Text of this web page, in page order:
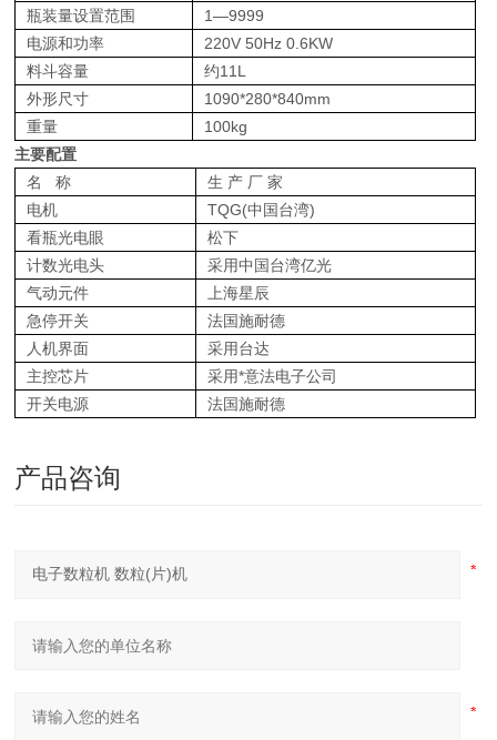
瓶装量设置范围
1—9999
电源和功率
220V 50Hz 0.6KW
料斗容量
约11L
外形尺寸
1090*280*840mm
重量
100kg
主要配置
名 称
生 产 厂 家
电机
TQG(中国台湾)
看瓶光电眼
松下
计数光电头
采用中国台湾亿光
气动元件
上海星辰
急停开关
法国施耐德
人机界面
采用台达
主控芯片
采用*意法电子公司
开关电源
法国施耐德
产品咨询